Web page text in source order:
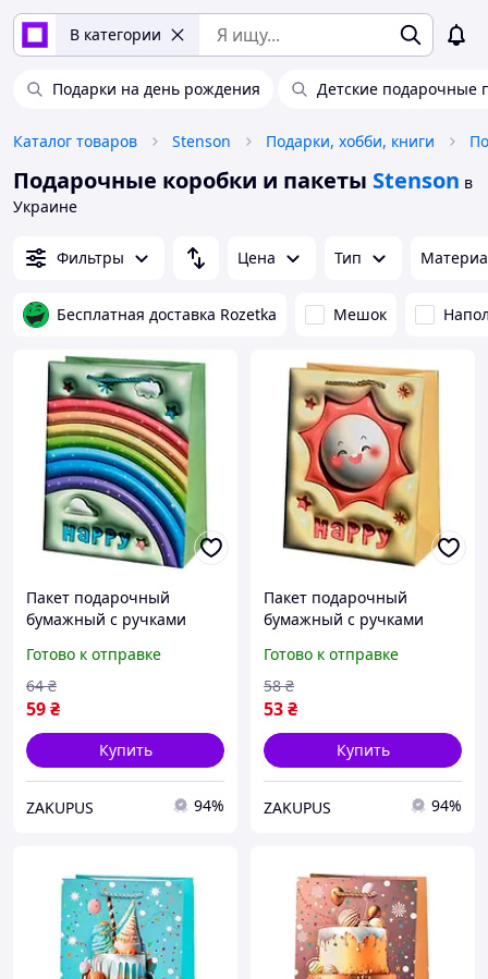
В категории
Подарки на день рождения Детские подарочные
Каталог товаров Stenson Подарки, хобби, книги
Подарочные коробки и пакеты Stenson в
Украине
Фильтры Цена Тип
Бесплатная доставка Rozetka Мешок
Пакет подарочный
бумажный с ручками
3D" 31х41х12 см Green
Готово к отправке
59₴
64 ₴
Купить
ZAKUPUS 94%
Пакет подарочный
бумажный с ручками
3D" 31х41х12 см Yellow
Готово к отправке
53₴
58 ₴
Купить
ZAKUPUS 94%